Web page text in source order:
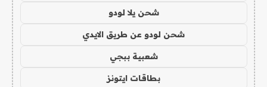
شحن يلا لودو
شحن لودو عن طريق الايدي
شعبية ببجي
بطاقات ايتونز